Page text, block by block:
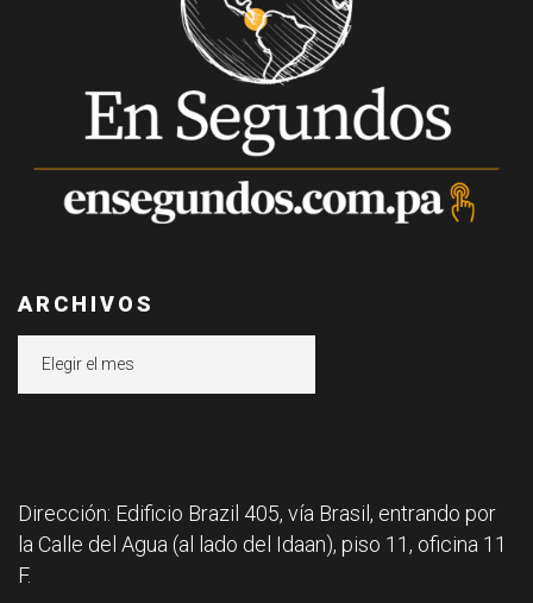
ARCHIVOS
Dirección: Edificio Brazil 405, vía Brasil, entrando por
la Calle del Agua (al lado del Idaan), piso 11, oficina 11
F.